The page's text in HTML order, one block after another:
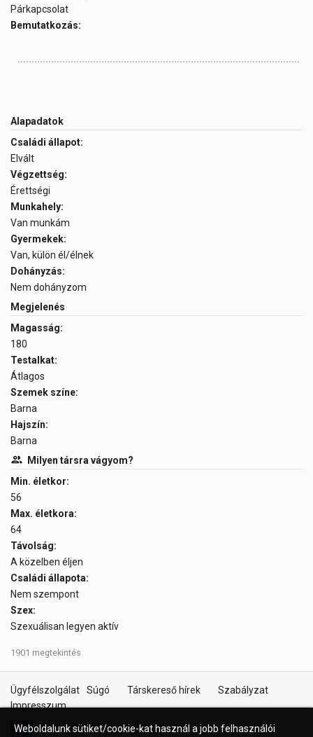
Párkapcsolat
Bemutatkozás:
Alapadatok
Családi állapot:
Elvált
Végzettség:
Érettségi
Munkahely:
Van munkám
Gyermekek:
Van, külön él/élnek
Dohányzás:
Nem dohányzom
Megjelenés
Magasság:
180
Testalkat:
Átlagos
Szemek színe:
Barna
Hajszín:
Barna
Milyen társra vágyom?
Min. életkor:
56
Max. életkora:
64
Távolság:
A közelben éljen
Családi állapota:
Nem szempont
Szex:
Szexuálisan legyen aktív
1901 megtekintés
Ügyfélszolgálat Súgó Társkereső hírek
Szabályzat
Impresszum
Weboldalunk sütiket/cookie-kat használ a jobb felhasználói